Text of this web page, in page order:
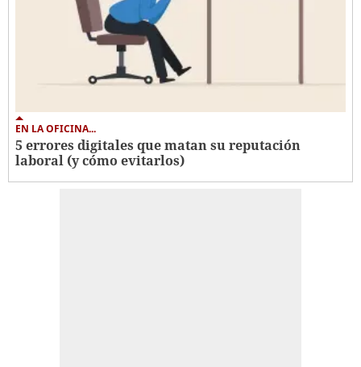
EN LA OFICINA...
5 errores digitales que matan su reputación
laboral (y cómo evitarlos)